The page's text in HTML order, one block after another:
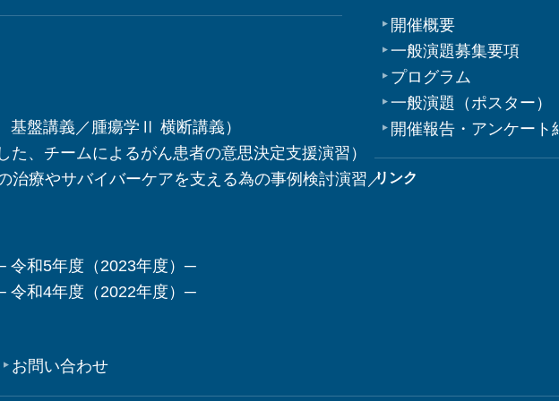
盤講義／腫瘍学Ⅱ 横断講義）
た、チームによるがん患者の意思決定支援演習）
治療やサバイバーケアを支える為の事例検討演習／
令和5年度（2023年度）─
令和4年度（2022年度）─
開催概要
一般演題募集要項
プログラム
一般演題（ポスター）
開催報告・アンケート
リンク
お問い合わせ